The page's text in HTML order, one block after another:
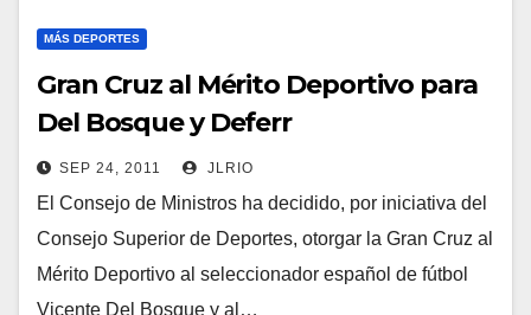
MÁS DEPORTES
Gran Cruz al Mérito Deportivo para
Del Bosque y Deferr
SEP 24, 2011 JLRIO
El Consejo de Ministros ha decidido, por iniciativa del
Consejo Superior de Deportes, otorgar la Gran Cruz al
Mérito Deportivo al seleccionador español de fútbol
Vicente Del Bosque y al…